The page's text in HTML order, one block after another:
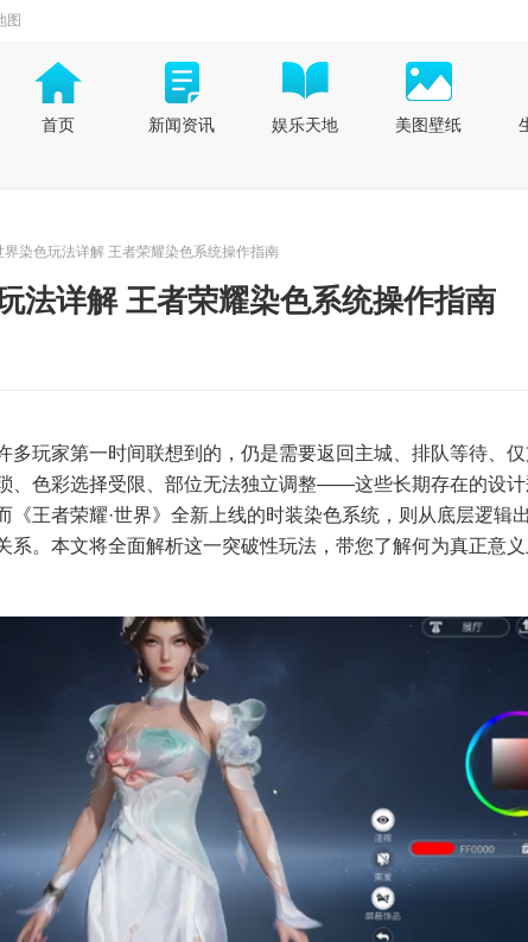
图
首页 新闻资讯 娱乐天地 美图壁纸
界染色玩法详解 王者荣耀染色系统操作指南
法详解 王者荣耀染色系统操作指南
多玩家第一时间联想到的，仍是需要返回主城、排队等待、
、色彩选择受限、部位无法独立调整——这些长期存在的设计
《王者荣耀·世界》全新上线的时装染色系统，则从底层逻辑
系。本文将全面解析这一突破性玩法，带您了解何为真正意